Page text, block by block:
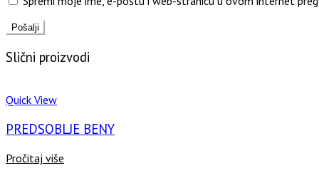
Slični proizvodi
Quick View
PREDSOBLJE BENY
Pročitaj više